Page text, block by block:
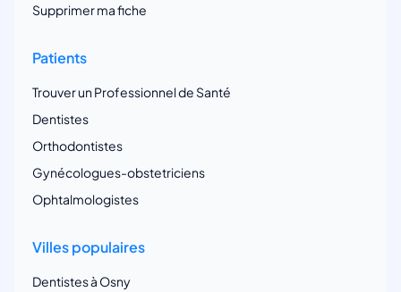
Supprimer ma fiche
Patients
Trouver un Professionnel de Santé
Dentistes
Orthodontistes
Gynécologues-obstetriciens
Ophtalmologistes
Villes populaires
Dentistes à Osny